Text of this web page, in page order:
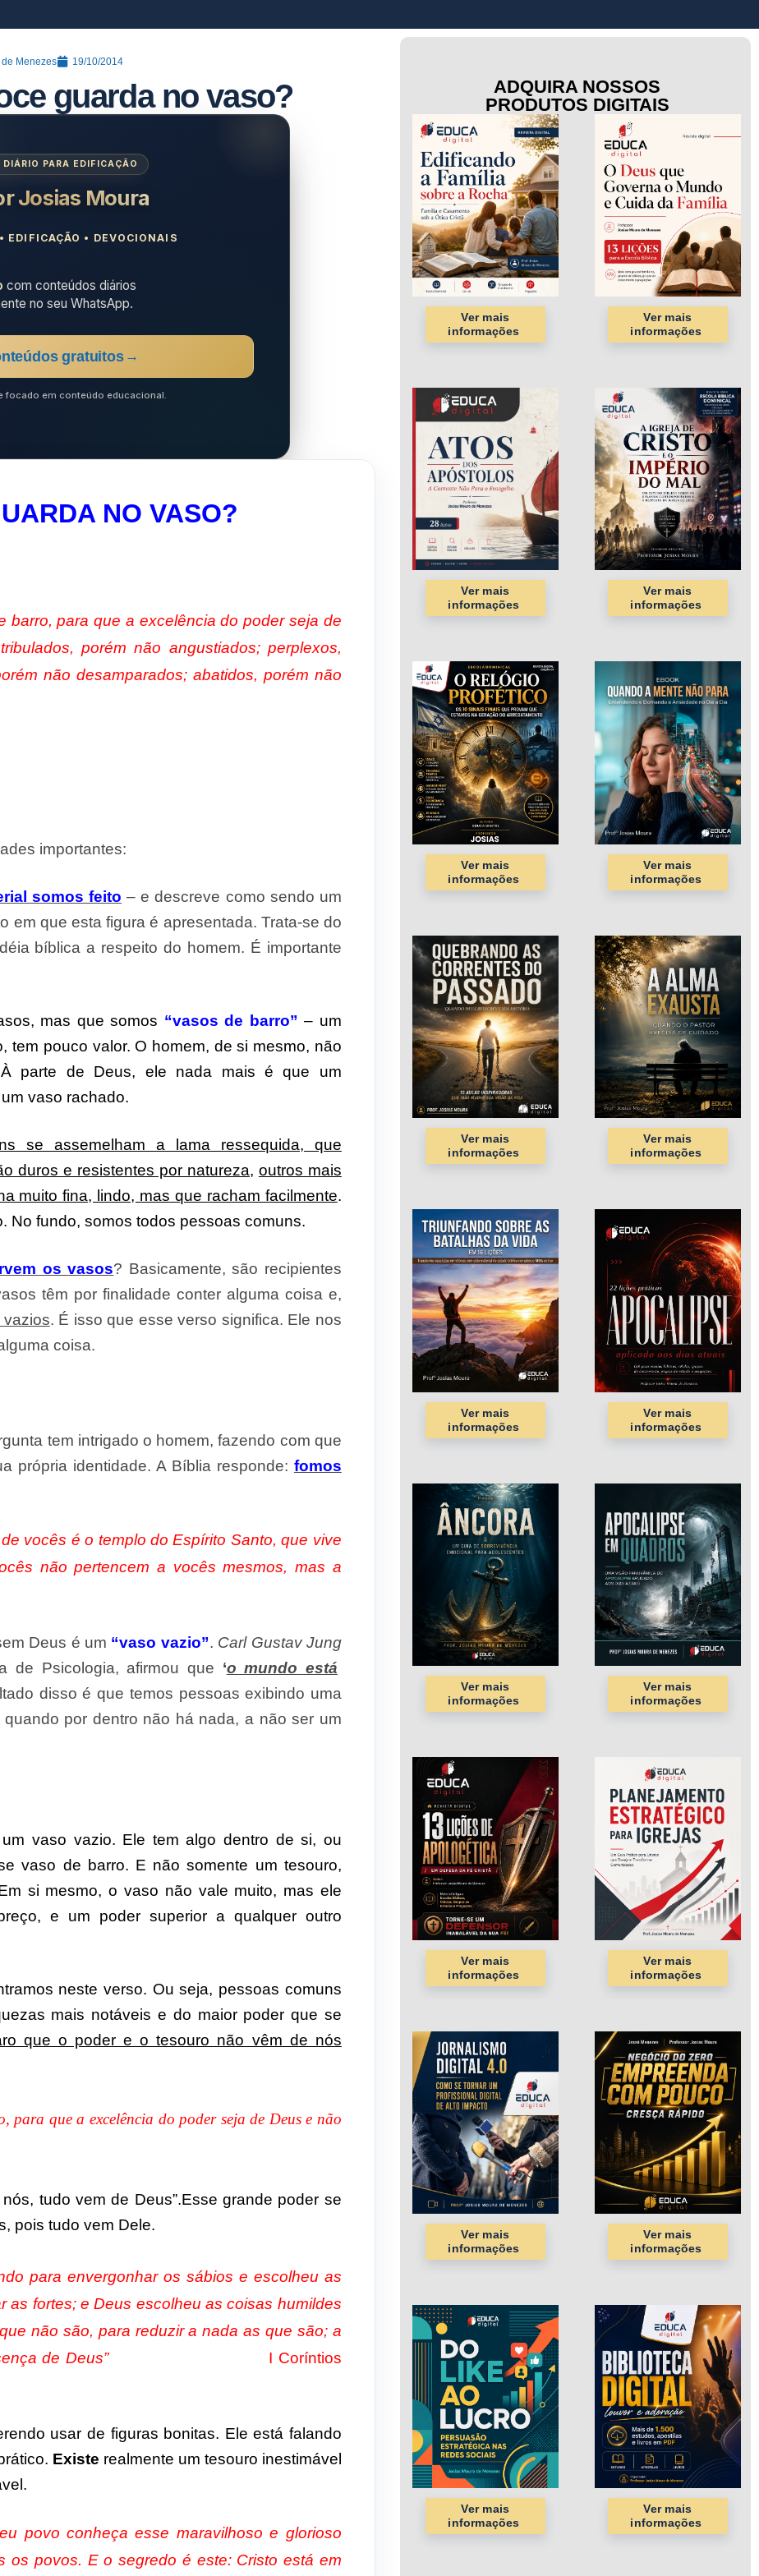
Menezes 19/10/2014
guarda no vaso?
PARA EDIFICAÇÃO
Josias Moura
EDIFICAÇÃO • DEVOCIONAIS
com conteúdos diários
no seu WhatsApp.
gratuitos →
focado em conteúdo educacional.
NO VASO?
barro, para que a excelência do poder seja de
porém não angustiados; perplexos,
não desamparados; abatidos, porém não
importantes:
somos feito – e descreve como sendo um
em que esta figura é apresentada. Trata-se do
bíblica a respeito do homem. É importante
mas que somos “vasos de barro” – um
tem pouco valor. O homem, de si mesmo, não
parte de Deus, ele nada mais é que um
vaso rachado.
se assemelham a lama ressequida, que
duros e resistentes por natureza, outros mais
muito fina, lindo, mas que racham facilmente.
No fundo, somos todos pessoas comuns.
os vasos? Basicamente, são recipientes
têm por finalidade conter alguma coisa e,
. É isso que esse verso significa. Ele nos
coisa.
tem intrigado o homem, fazendo com que
própria identidade. A Bíblia responde: fomos
vocês é o templo do Espírito Santo, que vive
não pertencem a vocês mesmos, mas a
Deus é um “vaso vazio”. Carl Gustav Jung
de Psicologia, afirmou que ‘o mundo está
disso é que temos pessoas exibindo uma
por dentro não há nada, a não ser um
vaso vazio. Ele tem algo dentro de si, ou
vaso de barro. E não somente um tesouro,
si mesmo, o vaso não vale muito, mas ele
e um poder superior a qualquer outro
neste verso. Ou seja, pessoas comuns
mais notáveis e do maior poder que se
que o poder e o tesouro não vêm de nós
para que a excelência do poder seja de Deus e não
tudo vem de Deus”.Esse grande poder se
pois tudo vem Dele.
para envergonhar os sábios e escolheu as
as fortes; e Deus escolheu as coisas humildes
não são, para reduzir a nada as que são; a
na presença de Deus” I Coríntios
usar de figuras bonitas. Ele está falando
Existe realmente um tesouro inestimável
povo conheça esse maravilhoso e glorioso
os povos. E o segredo é este: Cristo está em
ADQUIRA NOSSOS
PRODUTOS DIGITAIS